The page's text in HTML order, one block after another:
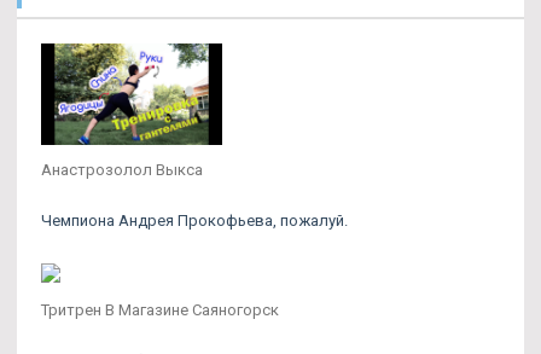
Анастрозолол Выкса
Чемпиона Андрея Прокофьева, пожалуй.
Тритрен В Магазине Саяногорск